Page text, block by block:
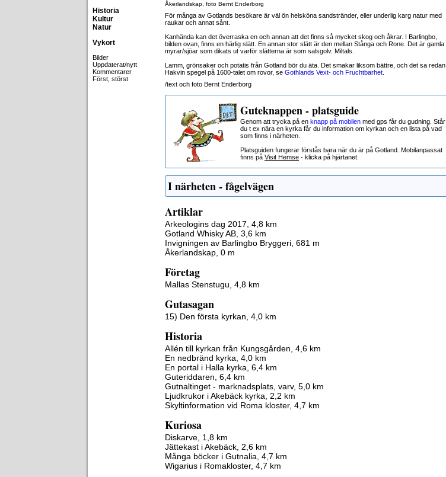
Historia
Kultur
Natur
Vykort
Bilder
Uppdaterat/nytt
Kommentarer
Först, störst
Åkerlandskap, foto Bernt Enderborg
För många av Gotlands besökare är väl ön helsköna sandstränder, eller underlig karg natur med
raukar och annat sånt.
Kanhända kan det överraska en och annan att det finns så mycket skog och åkrar. I Barlingbo,
bilden ovan, finns en härlig slätt. En annan stor slätt är den mellan Stånga och Rone. Det är gamla
myrar/sjöar som dikats ut varför slätterna är som salsgolv. Miltals.
Lamm, grönsaker och potatis från Gotland bör du äta. Det smakar liksom bättre, och det sa redan
Hakvin spegel på 1600-talet om rovor, se Gothlands Vext- och Fruchtbarhet
/text och foto Bernt Enderborg
Guteknappen - platsguide
Genom att trycka på en knapp på mobilen med gps får du gudning. Står
du t ex nära en kyrka får du information om kyrkan och en lista på vad
som finns i närheten.
Platsguiden fungerar förstås bara när du är på Gotland. Mobilanpassat
finns på Visit Hemse - klicka på hjärtanet.
I närheten - fågelvägen
Artiklar
Arkeologins dag 2017, 4,8 km
Gotland Whisky AB, 3,6 km
Invigningen av Barlingbo Bryggeri, 681 m
Åkerlandskap, 0 m
Företag
Mallas Stenstugu, 4,8 km
Gutasagan
15) Den första kyrkan, 4,0 km
Historia
Allén till kyrkan från Kungsgården, 4,6 km
En nedbränd kyrka, 4,0 km
En portal i Halla kyrka, 6,4 km
Guteriddaren, 6,4 km
Gutnaltinget - marknadsplats, varv, 5,0 km
Ljudkrukor i Akebäck kyrka, 2,2 km
Skyltinformation vid Roma kloster, 4,7 km
Kuriosa
Diskarve, 1,8 km
Jättekast i Akebäck, 2,6 km
Många böcker i Gutnalia, 4,7 km
Wigarius i Romakloster, 4,7 km